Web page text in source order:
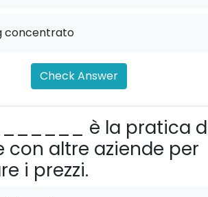
concentrato
Check Answer
è la pratica
con altre aziende per
i prezzi.